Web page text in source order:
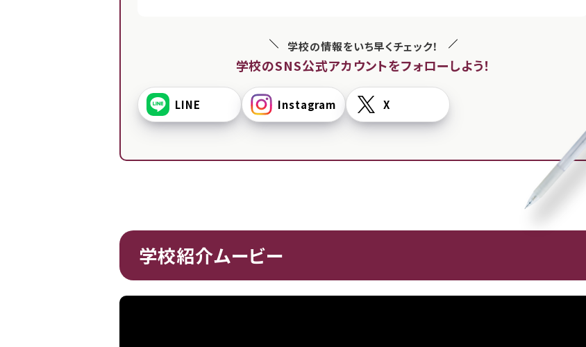
学校の情報をいち早くチェック！
学校のSNS公式アカウントをフォローしよう！
LINE Instagram X
学校紹介ムービー